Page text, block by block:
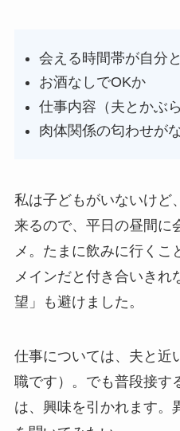
会える時間帯が自分
お酒なしでOKか
仕事内容（夫とかぶ
肉体関係の匂わせが
私は子どもがいないけど
来るので、平日の昼間に
メ。たまに飲みに行くこ
メインだと付き合いきれ
望」も避けました。
仕事については、夫と近
職です）。でも普段接す
は、興味を引かれます。